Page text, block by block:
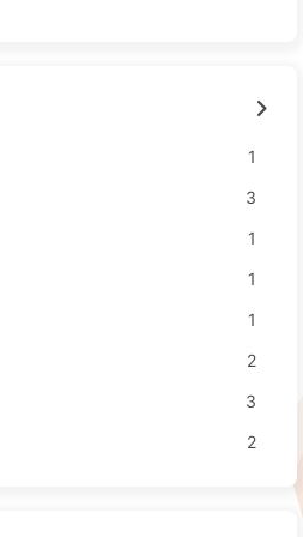
1
3
1
1
1
2
3
2